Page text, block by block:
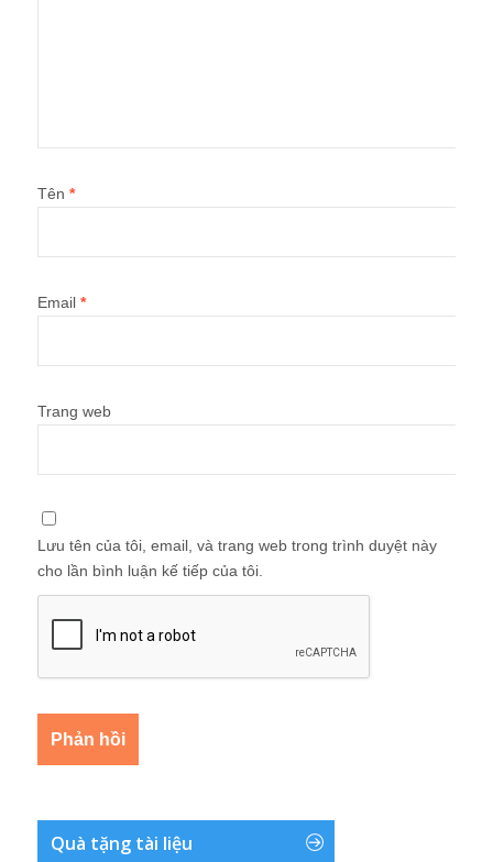
Tên *
Email *
Trang web
Lưu tên của tôi, email, và trang web trong trình duyệt này
cho lần bình luận kế tiếp của tôi.
Quà tặng tài liệu